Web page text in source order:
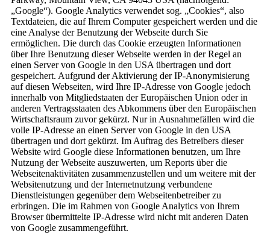
„Google“). Google Analytics verwendet sog. „Cookies“, also
Textdateien, die auf Ihrem Computer gespeichert werden und die
eine Analyse der Benutzung der Webseite durch Sie
ermöglichen. Die durch das Cookie erzeugten Informationen
über Ihre Benutzung dieser Webseite werden in der Regel an
einen Server von Google in den USA übertragen und dort
gespeichert. Aufgrund der Aktivierung der IP-Anonymisierung
auf diesen Webseiten, wird Ihre IP-Adresse von Google jedoch
innerhalb von Mitgliedstaaten der Europäischen Union oder in
anderen Vertragsstaaten des Abkommens über den Europäischen
Wirtschaftsraum zuvor gekürzt. Nur in Ausnahmefällen wird die
volle IP-Adresse an einen Server von Google in den USA
übertragen und dort gekürzt. Im Auftrag des Betreibers dieser
Website wird Google diese Informationen benutzen, um Ihre
Nutzung der Webseite auszuwerten, um Reports über die
Webseitenaktivitäten zusammenzustellen und um weitere mit der
Websitenutzung und der Internetnutzung verbundene
Dienstleistungen gegenüber dem Webseitenbetreiber zu
erbringen. Die im Rahmen von Google Analytics von Ihrem
Browser übermittelte IP-Adresse wird nicht mit anderen Daten
von Google zusammengeführt.